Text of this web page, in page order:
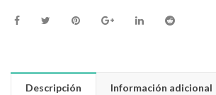
Descripción Información adicional